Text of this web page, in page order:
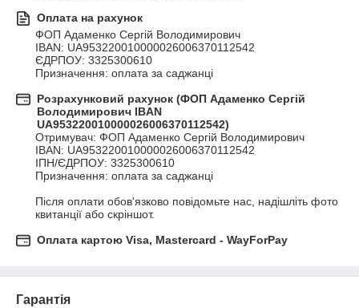
Оплата на рахунок
ФОП Адаменко Сергій Володимирович
IBAN: UA953220010000026006370112542
ЄДРПОУ: 3325300610
Призначення: оплата за саджанці
Розрахунковий рахунок (ФОП Адаменко Сергій
Володимирович IBAN
UA953220010000026006370112542)
Отримувач: ФОП Адаменко Сергій Володимирович
IBAN: UA953220010000026006370112542
ІПН/ЄДРПОУ: 3325300610
Призначення: оплата за саджанці
Після оплати обов'язково повідомьте нас, надішліть фото
квитанції або скріншот.
Оплата картою Visa, Mastercard - WayForPay
Гарантія